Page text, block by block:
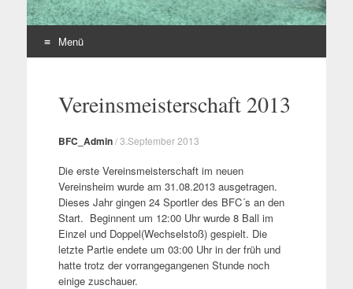
Menü
springenVereinsmeisterschaft 2013
BFC_Admin/3.September 2013
Die erste Vereinsmeisterschaft im neuen
Vereinsheim wurde am 31.08.2013 ausgetragen.
Dieses Jahr gingen 24 Sportler des BFC´s an den
Start. Beginnent um 12:00 Uhr wurde 8 Ball im
Einzel und Doppel(Wechselstoß) gespielt. Die
letzte Partie endete um 03:00 Uhr in der früh und
hatte trotz der vorrangegangenen Stunde noch
einige zuschauer.